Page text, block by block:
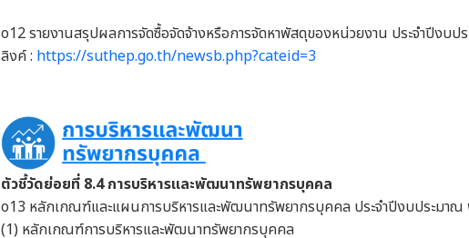
o12 รายงานสรุปผลการจัดซื้อจัดจ้างหรือการจัดหาพัสดุของหน่วยงาน ประจำปีงบ
ลิงค์ : https://suthep.go.th/newsb.php?cateid=3
ตัวชี้วัดย่อยที่ 8.4 การบริหารและพัฒนาทรัพยากรบุคคล
o13 หลักเกณฑ์และแผนการบริหารและพัฒนาทรัพยากรบุคคล ประจำปีงบประมาณ
(1) หลักเกณฑ์การบริหารและพัฒนาทรัพยากรบุคคล